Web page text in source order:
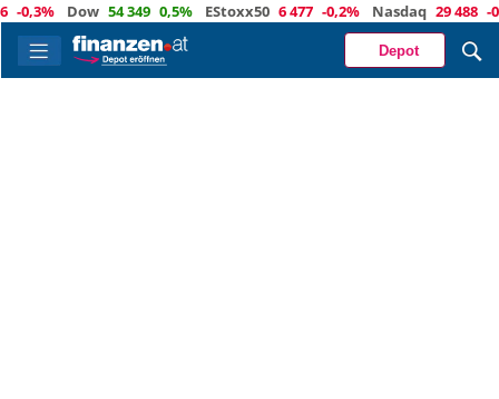
Dow 54 349 0,5% EStoxx50 6 477 -0,2% Nasdaq 29 488 -0,8%
Depot